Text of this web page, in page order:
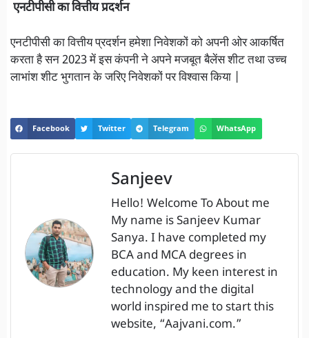
एनटीपीसी का वित्तीय प्रदर्शन
एनटीपीसी का वित्तीय प्रदर्शन हमेशा निवेशकों को अपनी ओर आकर्षित
करता है सन 2023 में इस कंपनी ने अपने मजबूत बैलेंस शीट तथा उच्च
लाभांश शीट भुगतान के जरिए निवेशकों पर विश्वास किया |
Facebook Twitter Telegram WhatsApp
Sanjeev
Hello! Welcome To About me
My name is Sanjeev Kumar
Sanya. I have completed my
BCA and MCA degrees in
education. My keen interest in
technology and the digital
world inspired me to start this
website, “Aajvani.com.”